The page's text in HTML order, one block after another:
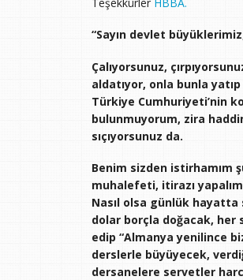
“Sayın devlet
Çalıyorsunuz,
aldatıyor, onla bunla
Türkiye Cumhuriyeti’nin
bulunmuyorum, zira
sıçıyorsunuz da.
Benim sizden istirhamım
muhalefeti, itirazı
Nasıl olsa günlük
dolar borçla doğacak, her
edip “Almanya yenilince
derslerle büyüyecek,
dersanelere servetler